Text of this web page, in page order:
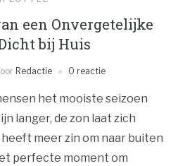
een Onvergetelijke
bij Huis
Redactie 0 reactie
het mooiste seizoen
langer, de zon laat zich
meer zin om naar buiten
perfecte moment om